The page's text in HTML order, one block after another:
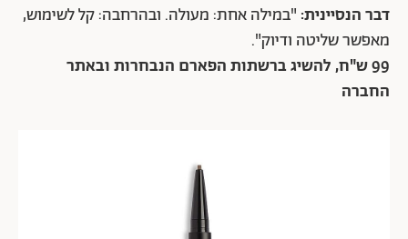
דבר הנסיינית: "במילה אחת: מעולה. ובהרחבה: קל לשימוש,
מאפשר שליטה ודיוק".
99 ש"ח, להשיג ברשתות הפארם הנבחרות ובאתר
החברה